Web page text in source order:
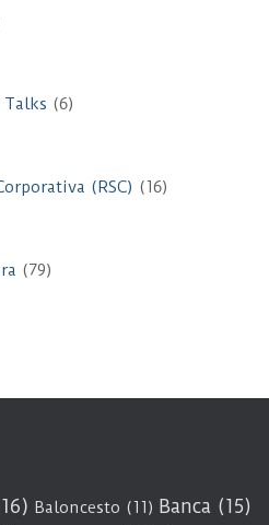
Talks (6)
(RSC) (16)
(79)
Baloncesto (11) Banca (15)